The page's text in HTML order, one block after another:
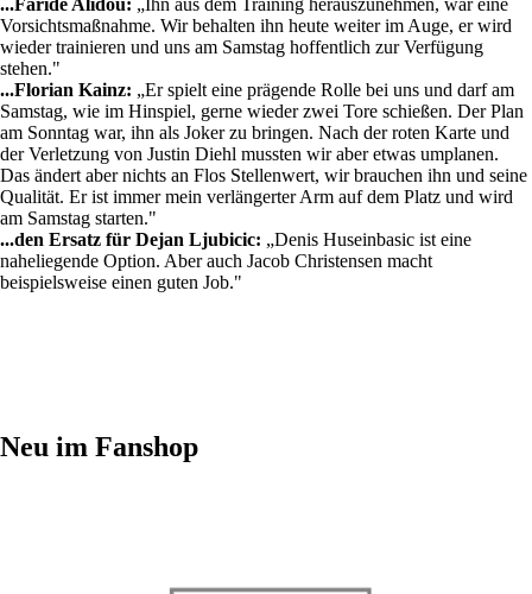
Vorsichtsmaßnahme. Wir behalten ihn heute weiter im Auge, er wird
wieder trainieren und uns am Samstag hoffentlich zur Verfügung
stehen."
...Florian Kainz: „Er spielt eine prägende Rolle bei uns und darf am
Samstag, wie im Hinspiel, gerne wieder zwei Tore schießen. Der Plan
am Sonntag war, ihn als Joker zu bringen. Nach der roten Karte und
der Verletzung von Justin Diehl mussten wir aber etwas umplanen.
Das ändert aber nichts an Flos Stellenwert, wir brauchen ihn und seine
Qualität. Er ist immer mein verlängerter Arm auf dem Platz und wird
am Samstag starten."
...den Ersatz für Dejan Ljubicic: „Denis Huseinbasic ist eine
naheliegende Option. Aber auch Jacob Christensen macht
beispielsweise einen guten Job."
Neu im Fanshop